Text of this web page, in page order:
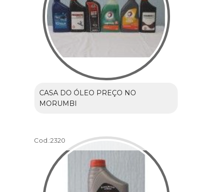
CASA DO ÓLEO PREÇO NO
MORUMBI
Cod.:2320